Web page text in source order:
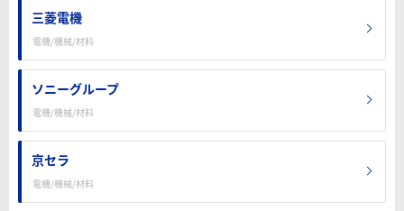
三菱電機
電機/機械/材料
ソニーグループ
電機/機械/材料
京セラ
電機/機械/材料